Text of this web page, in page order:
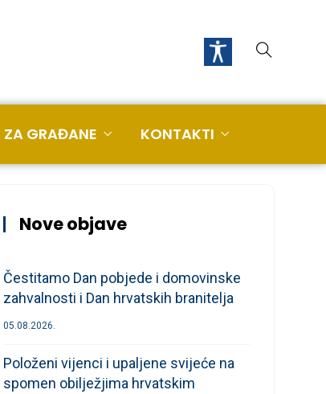
GRAĐANE KONTAKTI
Nove objave
Čestitamo Dan pobjede i domovinske
zahvalnosti i Dan hrvatskih branitelja
05.08.2026.
Položeni vijenci i upaljene svijeće na
spomen obilježjima hrvatskim